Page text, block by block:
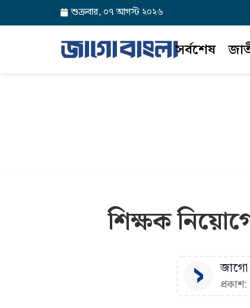
শুক্রবার, ০৭ আগস্ট ২০২৬
সর্বশেষ
শিক্ষক
জাগো